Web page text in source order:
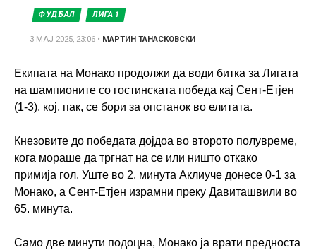
ФУДБАЛ ЛИГА 1
3 МАЈ 2025, 23:06 • МАРТИН ТАНАСКОВСКИ
Екипата на Монако продолжи да води битка за Лигата
на шампионите со гостинската победа кај Сент-Етјен
(1-3), кој, пак, се бори за опстанок во елитата.
Кнезовите до победата дојдоа во второто полувреме,
кога мораше да тргнат на се или ништо откако
примија гол. Уште во 2. минута Аклиуче донесе 0-1 за
Монако, а Сент-Етјен израмни преку Давиташвили во
65. минута.
Само две минути подоцна, Монако ја врати предноста